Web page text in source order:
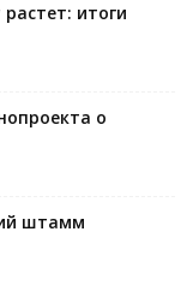
итоги
о
штамм